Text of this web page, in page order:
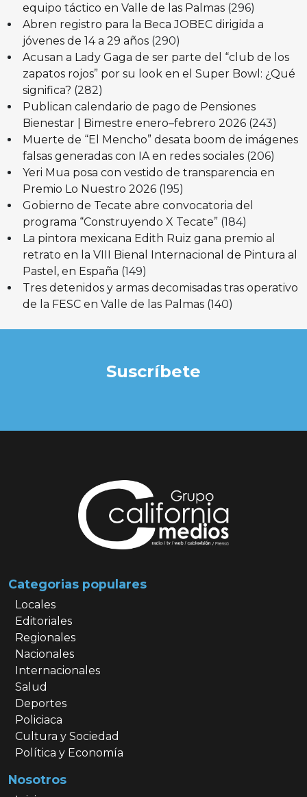
equipo táctico en Valle de las Palmas (296)
Abren registro para la Beca JOBEC dirigida a
jóvenes de 14 a 29 años (290)
Acusan a Lady Gaga de ser parte del “club de los
zapatos rojos” por su look en el Super Bowl: ¿Qué
significa? (282)
Publican calendario de pago de Pensiones
Bienestar | Bimestre enero–febrero 2026 (243)
Muerte de “El Mencho” desata boom de imágenes
falsas generadas con IA en redes sociales (206)
Yeri Mua posa con vestido de transparencia en
Premio Lo Nuestro 2026 (195)
Gobierno de Tecate abre convocatoria del
programa “Construyendo X Tecate” (184)
La pintora mexicana Edith Ruiz gana premio al
retrato en la VIII Bienal Internacional de Pintura al
Pastel, en España (149)
Tres detenidos y armas decomisadas tras operativo
de la FESC en Valle de las Palmas (140)
Suscríbete
Categorias populares
Locales
Editoriales
Regionales
Nacionales
Internacionales
Salud
Deportes
Policiaca
Cultura y Sociedad
Política y Economía
Nosotros